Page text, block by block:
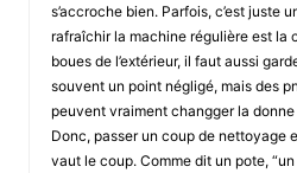
s’accroche bien. Parfois, c’est juste
rafraîchir la machine régulière est la
boues de l’extérieur, il faut aussi
souvent un point négligé, mais des
peuvent vraiment changger la
Donc, passer un coup de nettoyage
vaut le coup. Comme dit un pote, “un